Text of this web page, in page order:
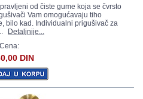
od čiste gume koja se čvrsto
Vam omogućavaju tiho
bilo kad. Individualni prigušivač za
Detaljnije...
Cena:
DIN